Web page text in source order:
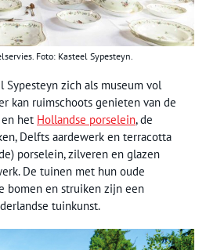
Foto: Kasteel Sypesteyn.
zich als museum vol
kan ruimschoots genieten van de
het Hollandse porselein, de
Delfts aardewerk en terracotta
porselein, zilveren en glazen
De tuinen met hun oude
bomen en struiken zijn een
tuinkunst.